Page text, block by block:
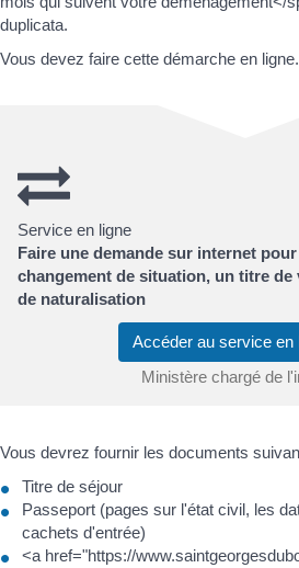
duplicata.
Vous devez faire cette démarche en ligne.
Service en ligne
Faire une demande sur internet
changement de situation, un titre de
de naturalisation
Accéder au service en
Ministère chargé de
Vous devrez fournir les documents
Titre de séjour
Passeport (pages sur l'état civil, les
cachets d'entrée)
<a href="https://